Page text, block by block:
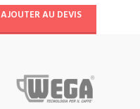
AJOUTER AU DEVIS